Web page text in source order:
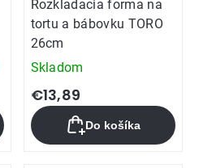
Rozkladacia forma na
tortu a bábovku TORO
26cm
Skladom
€13,89
Do košíka